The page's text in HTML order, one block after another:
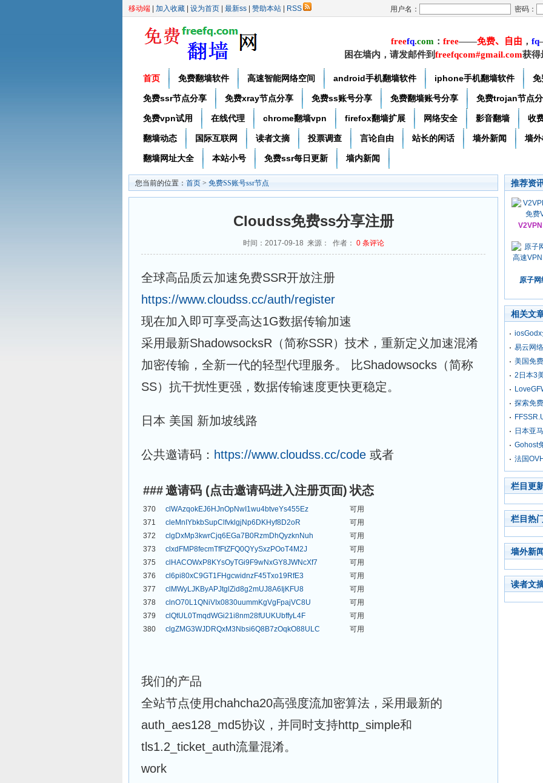
移动端 加入收藏 设为首页 最新ss 赞助本站 RSS 用户名： 密码：
freefq.com ： free——免费、自由 ， fq
困在墙内，请发邮件到freefqcom#gmail.com获得
首页 免费翻墙软件 高速智能网络空间 android手机翻墙软件 iphone手机翻墙软件 免
免费ssr节点分享 免费xray节点分享 免费ss账号分享 免费翻墙账号分享 免费trojan节点
免费vpn试用 在线代理 chrome翻墙vpn firefox翻墙扩展 网络安全 影音翻墙 收
翻墙动态 国际互联网 读者文摘 投票调查 言论自由 站长的闲话 墙外新闻 墙
翻墙网址大全 本站小号 免费ssr每日更新 墙内新闻
您当前的位置： 首页 > 免费SS账号ssr节点
Cloudss免费ss分享注册
时间：2017-09-18 来源： 作者： 0 条评论
全球高品质云加速免费SSR开放注册
https://www.cloudss.cc/auth/register
现在加入即可享受高达1G数据传输加速
采用最新ShadowsocksR（简称SSR）技术，重新定义加速混淆
加密传输，全新一代的轻型代理服务。 比Shadowsocks（简称
SS）抗干扰性更强，数据传输速度更快更稳定。
日本 美国 新加坡线路
公共邀请码： https://www.cloudss.cc/code 或者
###邀请码 (点击邀请码进入注册页面) 状态
370 clWAzqokEJ6HJnOpNwI1wu4btveYs455Ez
可用
371
cleMnIYbkbSupClfvklgjNp6DKHyf8D2oR
可用
372
clgDxMp3kwrCjq6EGa7B0RzmDhQyzknNuh
可用
373
clxdFMP8fecmTfFtZFQ0QYySxzPOoT4M2J
可用
375
clHACOWxP8KYsOyTGi9F9wNxGY8JWNcXf7
可用
376
cl6pi80xC9GT1FHgcwidnzF45Txo19RfE3
可用
377
clMWyLJKByAPJtglZid8g2mUJ8A6IjKFU8
可用
378
clnO70L1QNiVIx0830uummKgVgFpajVC8U
可用
379
clQtUL0TmqdWGi21i8nm28fUUKUbffyL4F
可用
380
clgZMG3WJDRQxM3Nbsi6Q8B7zOqkO88ULC 可用
我们的产品
全站节点使用chahcha20高强度流加密算法，采用最新的
auth_aes128_md5协议，并同时支持http_simple和
tls1.2_ticket_auth流量混淆。
work
推荐资
原子
相关文
易云网
美国免
2日本3
探索免
日本亚
Gohost
法国
栏目更
栏目热
墙外新
读者文